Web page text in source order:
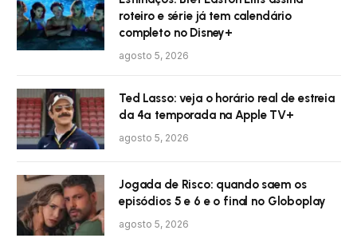
roteiro e série já tem calendário
completo no Disney+
agosto 5, 2026
Ted Lasso: veja o horário real de estreia
da 4ª temporada na Apple TV+
agosto 5, 2026
Jogada de Risco: quando saem os
episódios 5 e 6 e o final no Globoplay
agosto 5, 2026